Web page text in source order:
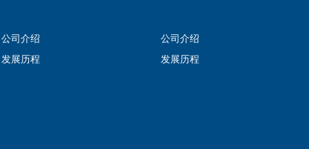
公司介绍
发展历程
公司介绍
发展历程